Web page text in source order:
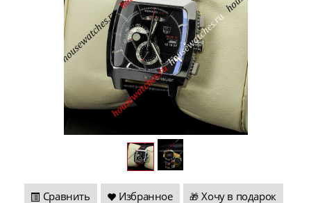
Сравнить Избранное 🎁 Хочу в подарок